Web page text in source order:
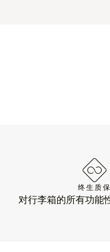
终生质保
对行李箱的所有功能